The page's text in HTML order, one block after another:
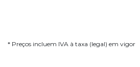
* Preços incluem IVA à taxa (legal) em vigor